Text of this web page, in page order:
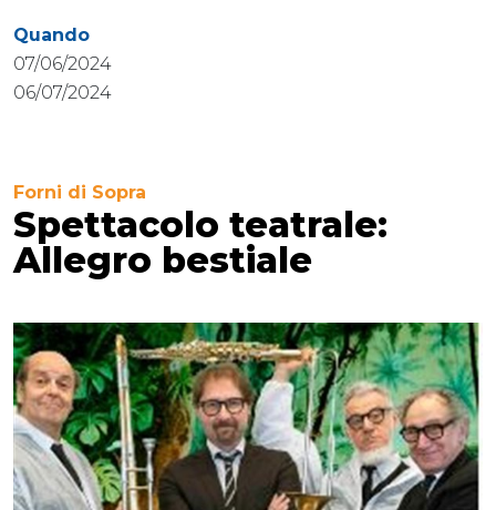
Quando
07/06/2024
06/07/2024
Forni di Sopra
Spettacolo teatrale:
Allegro bestiale